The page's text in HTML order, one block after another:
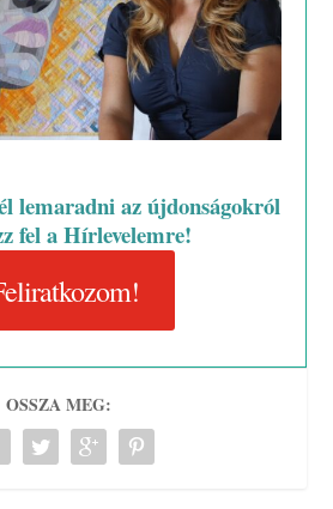
lemaradni az újdonságokról
fel a Hírlevelemre!
OSSZA MEG: